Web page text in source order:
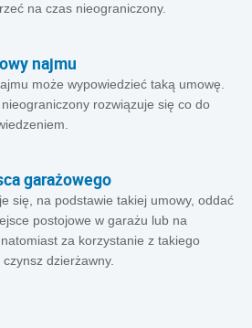
na czas nieograniczony.
najmu
może wypowiedzieć taką umowę.
rozwiązuje się co do
garażowego
się, na podstawie takiej umowy, oddać
postojowe w garażu lub na
za korzystanie z takiego
dzierżawny.